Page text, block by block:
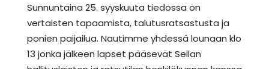
Sunnuntaina 25. syyskuuta tiedossa on
vertaisten tapaamista, talutusratsastusta ja
ponien paijailua. Nautimme yhdessä lounaan klo
13 jonka jälkeen lapset pääsevät Sellan